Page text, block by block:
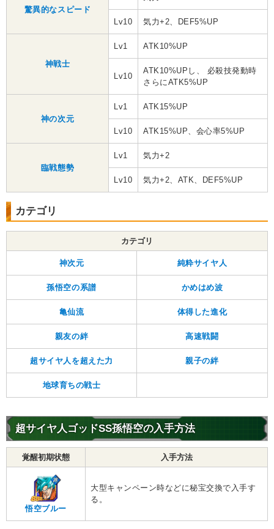
驚異的なスピード
Lv10 気力+2、DEF5%UP
神戦士
Lv1 ATK10%UP
Lv10
ATK10%UPし、 必殺技発動時
さらにATK5%UP
神の次元
Lv1 ATK15%UP
Lv10 ATK15%UP、会心率5%UP
臨戦態勢
Lv1 気力+2
Lv10 気力+2、ATK、DEF5%UP
カテゴリ
カテゴリ
神次元 純粋サイヤ人
孫悟空の系譜 かめはめ波
亀仙流 体得した進化
親友の絆 高速戦闘
超サイヤ人を超えた力 親子の絆
地球育ちの戦士
超サイヤ人ゴッドSS孫悟空の入手方法
覚醒初期状態 入手方法
悟空ブルー
大型キャンペーン時などに秘宝交換で入手す
る。